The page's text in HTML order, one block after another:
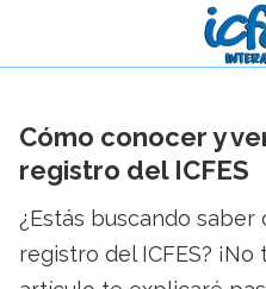
Cómo conocer y
registro del ICFES
¿Estás buscando saber
registro del ICFES?